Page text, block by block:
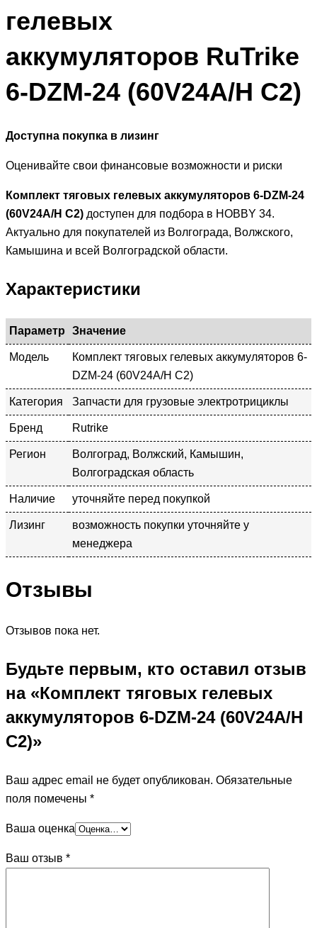
гелевых
аккумуляторов RuTrike
6-DZM-24 (60V24A/H C2)
Доступна покупка в лизинг
Оценивайте свои финансовые возможности и риски
Комплект тяговых гелевых аккумуляторов 6-DZM-24
(60V24A/H C2) доступен для подбора в HOBBY 34.
Актуально для покупателей из Волгограда, Волжского,
Камышина и всей Волгоградской области.
Характеристики
Параметр Значение
Модель
Комплект тяговых гелевых аккумуляторов 6-
DZM-24 (60V24A/H C2)
Категория Запчасти для грузовые электротрициклы
Бренд Rutrike
Регион
Волгоград, Волжский, Камышин,
Волгоградская область
Наличие уточняйте перед покупкой
Лизинг
возможность покупки уточняйте у
менеджера
Отзывы
Отзывов пока нет.
Будьте первым, кто оставил отзыв
на «Комплект тяговых гелевых
аккумуляторов 6-DZM-24 (60V24A/H
C2)»
Ваш адрес email не будет опубликован. Обязательные
поля помечены *
Ваша оценка
Ваш отзыв *